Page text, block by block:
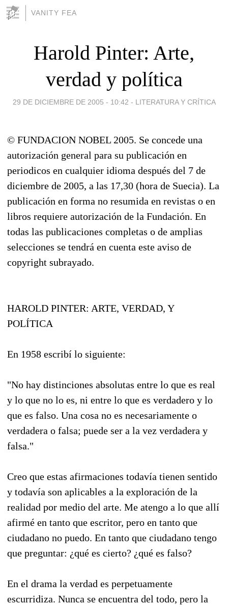
VANITY FEA
Harold Pinter: Arte,
verdad y política
29 DE DICIEMBRE DE 2005 - 10:42 - LITERATURA Y CRÍTICA
© FUNDACION NOBEL 2005. Se concede una
autorización general para su publicación en
periodicos en cualquier idioma después del 7 de
diciembre de 2005, a las 17,30 (hora de Suecia). La
publicación en forma no resumida en revistas o en
libros requiere autorización de la Fundación. En
todas las publicaciones completas o de amplias
selecciones se tendrá en cuenta este aviso de
copyright subrayado.
HAROLD PINTER: ARTE, VERDAD, Y
POLÍTICA
En 1958 escribí lo siguiente:
"No hay distinciones absolutas entre lo que es real
y lo que no lo es, ni entre lo que es verdadero y lo
que es falso. Una cosa no es necesariamente o
verdadera o falsa; puede ser a la vez verdadera y
falsa."
Creo que estas afirmaciones todavía tienen sentido
y todavía son aplicables a la exploración de la
realidad por medio del arte. Me atengo a lo que allí
afirmé en tanto que escritor, pero en tanto que
ciudadano no puedo. En tanto que ciudadano tengo
que preguntar: ¿qué es cierto? ¿qué es falso?
En el drama la verdad es perpetuamente
escurridiza. Nunca se encuentra del todo, pero la